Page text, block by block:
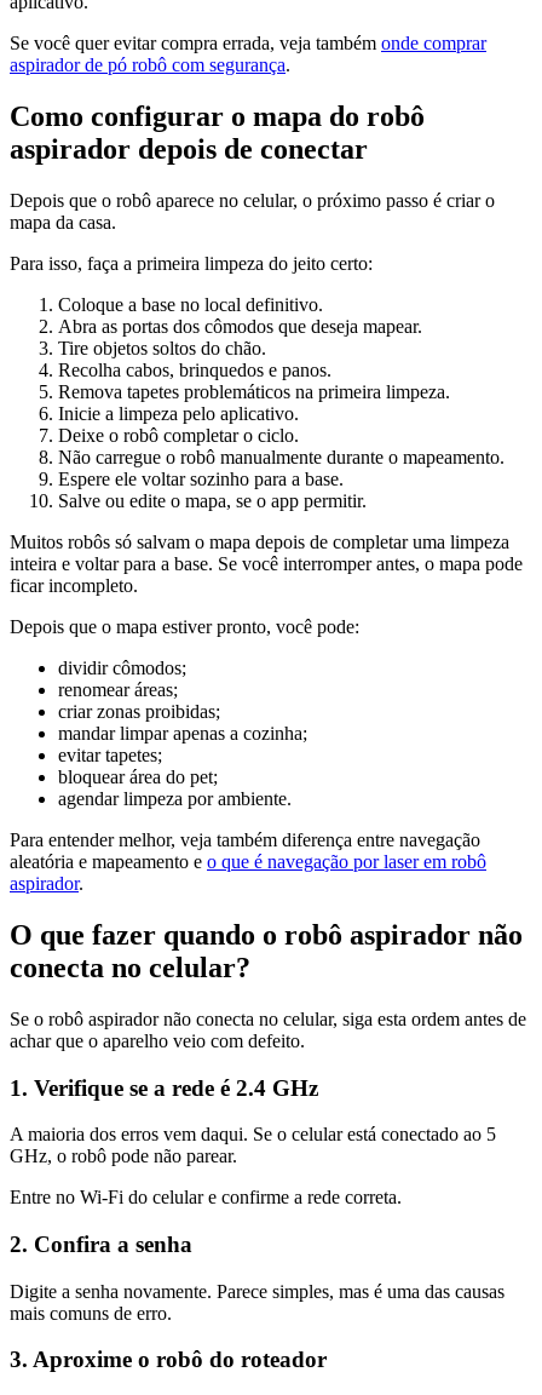
Se você quer evitar compra errada, veja também onde comprar
aspirador de pó robô com segurança.
Como configurar o mapa do robô
aspirador depois de conectar
Depois que o robô aparece no celular, o próximo passo é criar o
mapa da casa.
Para isso, faça a primeira limpeza do jeito certo:
Coloque a base no local definitivo.
Abra as portas dos cômodos que deseja mapear.
Tire objetos soltos do chão.
Recolha cabos, brinquedos e panos.
Remova tapetes problemáticos na primeira limpeza.
Inicie a limpeza pelo aplicativo.
Deixe o robô completar o ciclo.
Não carregue o robô manualmente durante o mapeamento.
Espere ele voltar sozinho para a base.
Salve ou edite o mapa, se o app permitir.
Muitos robôs só salvam o mapa depois de completar uma limpeza
inteira e voltar para a base. Se você interromper antes, o mapa pode
ficar incompleto.
Depois que o mapa estiver pronto, você pode:
dividir cômodos;
renomear áreas;
criar zonas proibidas;
mandar limpar apenas a cozinha;
evitar tapetes;
bloquear área do pet;
agendar limpeza por ambiente.
Para entender melhor, veja também diferença entre navegação
aleatória e mapeamento e o que é navegação por laser em robô
aspirador.
O que fazer quando o robô aspirador não
conecta no celular?
Se o robô aspirador não conecta no celular, siga esta ordem antes de
achar que o aparelho veio com defeito.
1. Verifique se a rede é 2.4 GHz
A maioria dos erros vem daqui. Se o celular está conectado ao 5
GHz, o robô pode não parear.
Entre no Wi-Fi do celular e confirme a rede correta.
2. Confira a senha
Digite a senha novamente. Parece simples, mas é uma das causas
mais comuns de erro.
3. Aproxime o robô do roteador